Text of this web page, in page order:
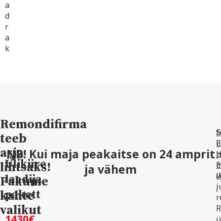
a
d
r
a
k
Remondifirma
teeb
asja
lihtsaks!
Pakume
kahte
valikut
Ülikiire
laadija
pakett
NB! Kui maja peakaitse on 24 amprit
ja vähem